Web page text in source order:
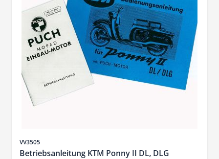
Sku
VV3505
Betriebsanleitung KTM Ponny II DL, DLG